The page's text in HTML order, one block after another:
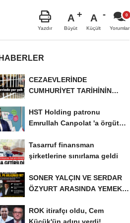
Yazdır
A
Büyüt
A
Küçült Yorumlar
CEZAEVLERİNDE
CUMHURİYET TARİHİNİN
KİŞİ...
HST Holding patronu
Emrullah Canpolat 'a örgüt
Tasarruf finansman
şirketlerine sınırlama geldi
SONER YALÇIN VE SERDAR
ÖZYURT ARASINDA YEMEK
ROK itirafçı oldu, Cem